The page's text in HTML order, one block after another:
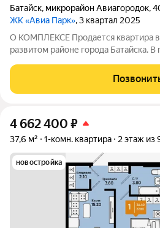
Батайск, микрорайон Авиагородок,
ЖК «Авиа Парк», 3 квартал 2025
О КОМПЛЕКСЕ Продается квартира
развитом районе города Батайска.
продуктовый рынок, остановка
Этажность домов: 9 этажей Срок
4 662 400 ₽
37,6 м² 1-комн. квартира 2 этаж из
новостройка